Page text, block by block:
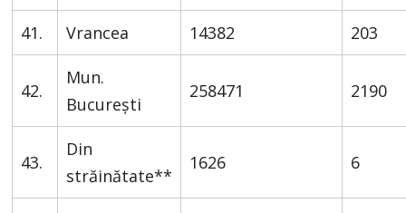
41. Vrancea 14382 203
42.
Mun.
București
258471 2190
43.
Din
străinătate**
1626 6